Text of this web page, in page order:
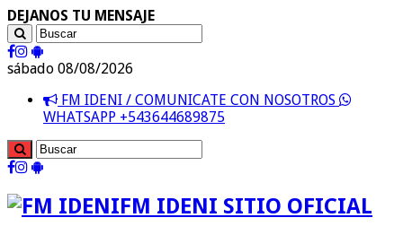
DEJANOS TU MENSAJE
sábado 08/08/2026
FM IDENI / COMUNICATE CON NOSOTROS
WHATSAPP +543644689875
FM IDENI SITIO OFICIAL